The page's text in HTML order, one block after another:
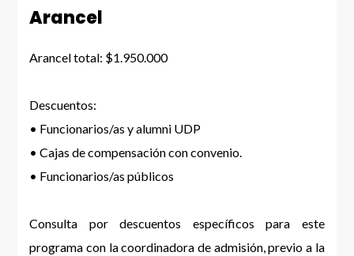
Arancel
Arancel total: $1.950.000
Descuentos:
• Funcionarios/as y alumni UDP
• Cajas de compensación con convenio.
• Funcionarios/as públicos
Consulta por descuentos específicos para este
programa con la coordinadora de admisión, previo a la